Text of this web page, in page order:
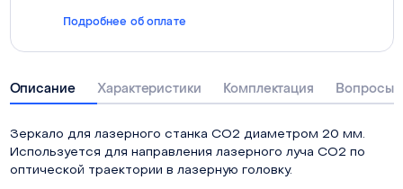
Подробнее об оплате
Описание Характеристики Комплектация Вопросы
Зеркало для лазерного станка СО2 диаметром 20 мм.
Используется для направления лазерного луча СО2 по
оптической траектории в лазерную головку.